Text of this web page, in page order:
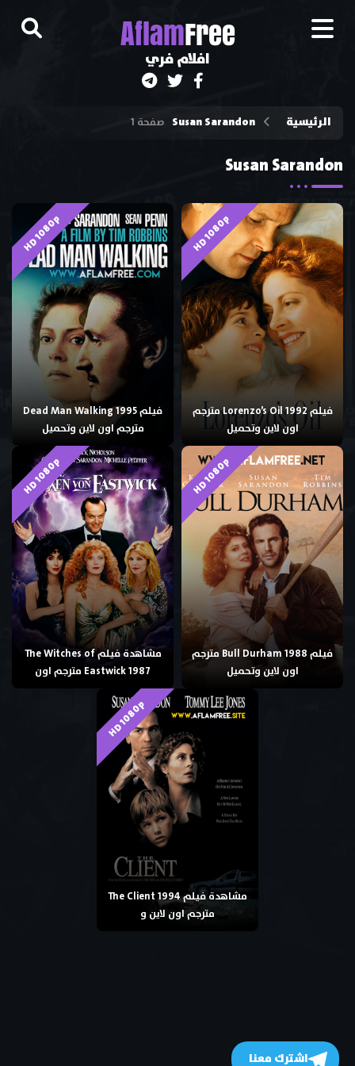
AflamFree
افلام فري
الرئيسية Susan Sarandon صفحة 1
Susan Sarandon
HD 1080p
فيلم Lorenzo’s Oil 1992 مترجم
اون لاين وتحميل
HD 1080p
فيلم Dead Man Walking 1995
مترجم اون لاين وتحميل
HD 1080p
فيلم Bull Durham 1988 مترجم
اون لاين وتحميل
HD 1080p
مشاهدة فيلم The Witches of
Eastwick 1987 مترجم اون
HD 1080p
مشاهدة فيلم The Client 1994
مترجم اون لاين و
اشترك معنا